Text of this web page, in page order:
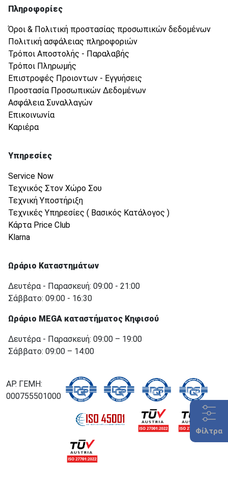
Φίλτρα
Πληροφορίες
Όροι & Πολιτική προστασίας προσωπικών δεδομένων
Πολιτική ασφάλειας πληροφοριών
Τρόποι Αποστολής - Παραλαβής
Τρόποι Πληρωμής
Επιστροφές Προιοντων - Εγγυήσεις
Προστασία Προσωπικών Δεδομένων
Ασφάλεια Συναλλαγών
Επικοινωνία
Καριέρα
Υπηρεσίες
Service Now
Τεχνικός Στον Χώρο Σου
Τεχνική Υποστήριξη
Τεχνικές Υπηρεσίες ( Βασικός Κατάλογος )
Κάρτα Price Club
Klarna
Ωράριο Καταστημάτων
Δευτέρα - Παρασκευή: 09:00 - 21:00
Σάββατο: 09:00 - 16:30
Ωράριο MEGA καταστήματος Κηφισού
Δευτέρα - Παρασκευή: 09:00 – 19:00
Σάββατο: 09:00 – 14:00
ΑΡ. ΓΕΜΗ:
000755501000